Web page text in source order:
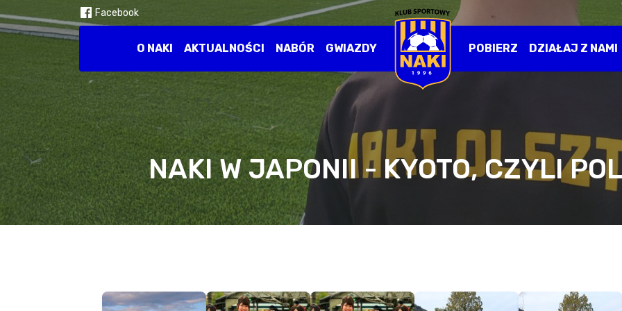
Facebook
O NAKI AKTUALNOŚCI NABÓR GWIAZDY POBIERZ DZIAŁAJ Z NAMI
NAKI W JAPONII - KYOTO, CZYLI